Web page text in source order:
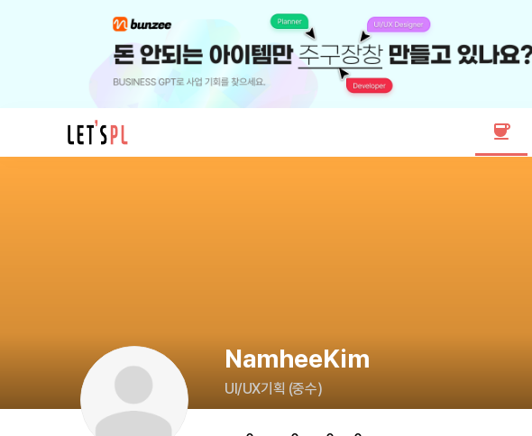
NamheeKim
UI/UX기획 (중수)